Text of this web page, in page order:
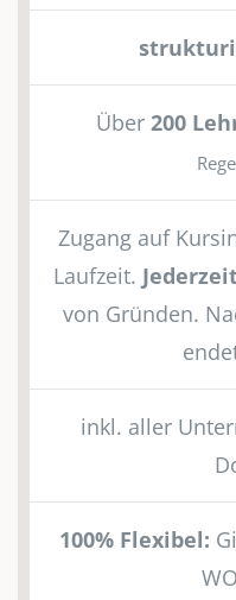
Über 200
Zugang auf
Laufzeit.
von Gründen.
inkl. aller
100% Flexibel: